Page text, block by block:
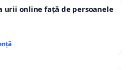
urii online față de persoanele